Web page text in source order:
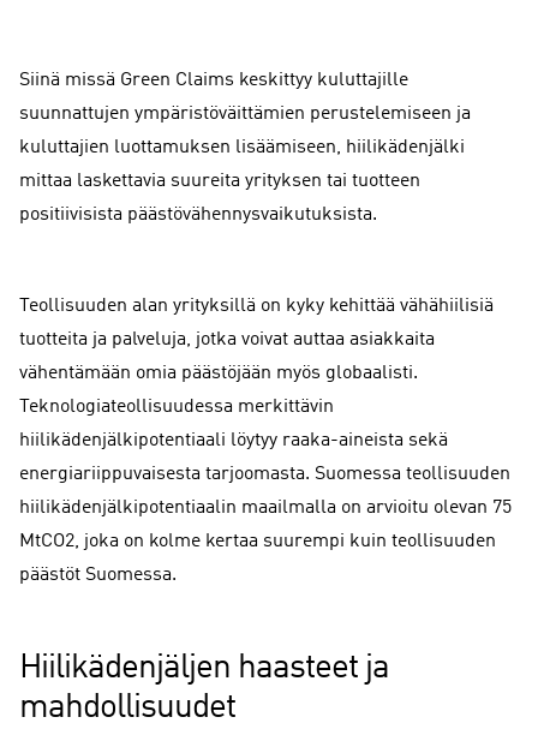
Siinä missä Green Claims keskittyy kuluttajille
suunnattujen ympäristöväittämien perustelemiseen ja
kuluttajien luottamuksen lisäämiseen, hiilikädenjälki
mittaa laskettavia suureita yrityksen tai tuotteen
positiivisista päästövähennysvaikutuksista.
Teollisuuden alan yrityksillä on kyky kehittää vähähiilisiä
tuotteita ja palveluja, jotka voivat auttaa asiakkaita
vähentämään omia päästöjään myös globaalisti.
Teknologiateollisuudessa merkittävin
hiilikädenjälkipotentiaali löytyy raaka-aineista sekä
energiariippuvaisesta tarjoomasta. Suomessa teollisuuden
hiilikädenjälkipotentiaalin maailmalla on arvioitu olevan 75
MtCO2, joka on kolme kertaa suurempi kuin teollisuuden
päästöt Suomessa.
Hiilikädenjäljen haasteet ja
mahdollisuudet